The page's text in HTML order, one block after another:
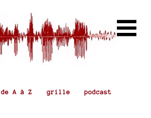
A à Z grille podcast